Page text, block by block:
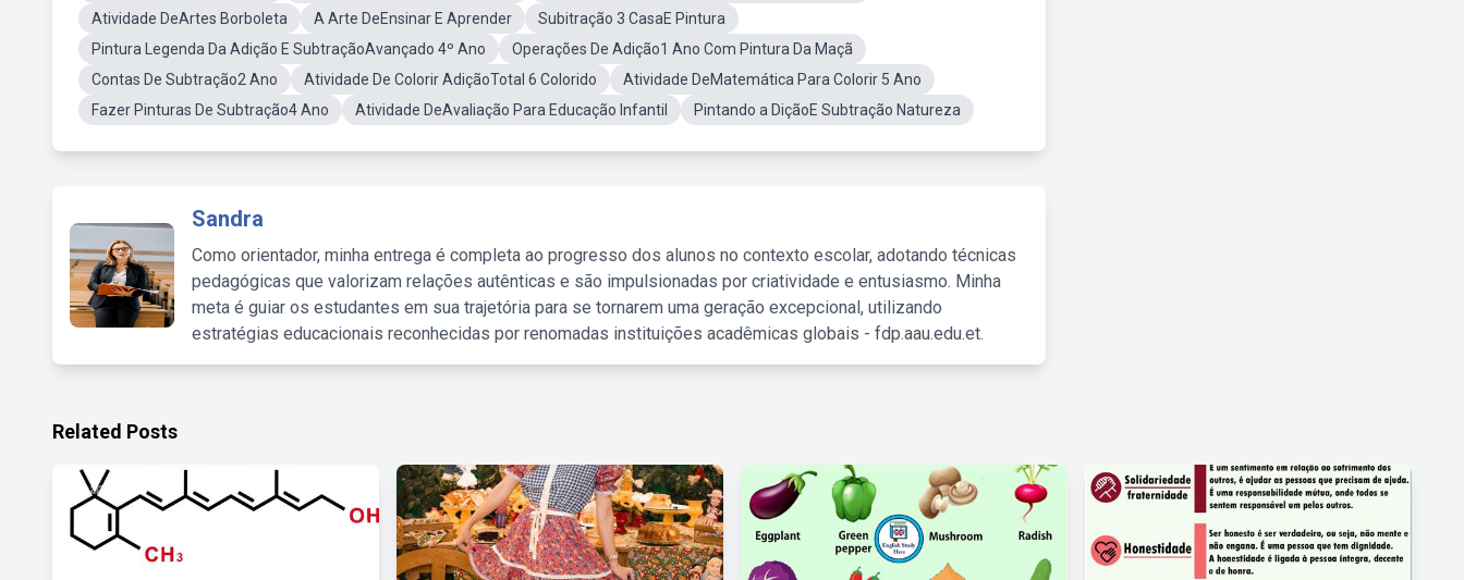
Atividade DeArtes Borboleta
A Arte DeEnsinar E Aprender
Subitração 3 CasaE Pintura
Pintura Legenda Da Adição E SubtraçãoAvançado 4º Ano
Operações De Adição1 Ano Com Pintura Da Maçã
Contas De Subtração2 Ano
Atividade De Colorir AdiçãoTotal 6 Colorido
Atividade DeMatemática Para Colorir 5 Ano
Fazer Pinturas De Subtração4 Ano
Atividade DeAvaliação Para Educação Infantil Pintando a DiçãoE Subtração Natureza
Sandra
Como orientador, minha entrega é completa ao progresso dos alunos no contexto escolar, adotando técnicas
pedagógicas que valorizam relações autênticas e são impulsionadas por criatividade e entusiasmo. Minha
meta é guiar os estudantes em sua trajetória para se tornarem uma geração excepcional, utilizando
estratégias educacionais reconhecidas por renomadas instituições acadêmicas globais - fdp.aau.edu.et.
Related Posts